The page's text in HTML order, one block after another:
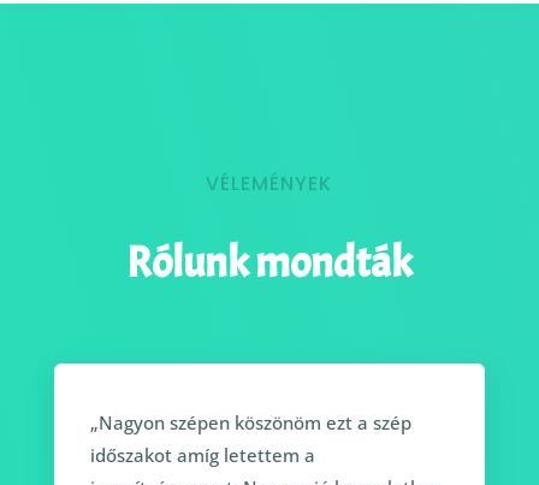
VÉLEMÉNYEK
Rólunk mondták
„Nagyon szépen köszönöm ezt a szép
időszakot amíg letettem a